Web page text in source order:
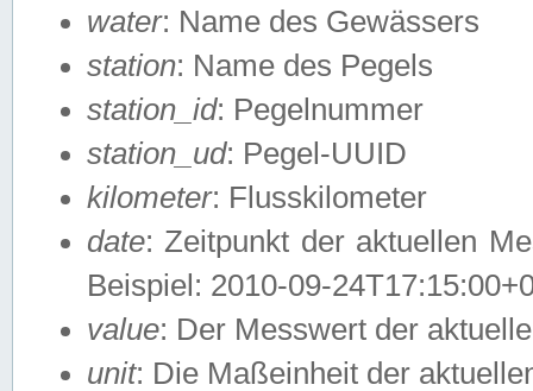
water: Name des Gewässers
station: Name des Pegels
station_id: Pegelnummer
station_ud: Pegel-UUID
kilometer: Flusskilometer
date: Zeitpunkt der aktuellen
Beispiel: 2010-09-
value: Der Messwert der
unit: Die Maßeinheit der